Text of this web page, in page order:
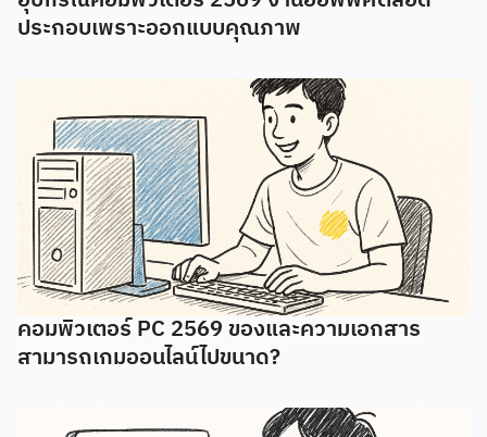
ประกอบเพราะออกแบบคุณภาพ
คอมพิวเตอร์ PC 2569 ของและความเอกสาร
สามารถเกมออนไลน์ไปขนาด?